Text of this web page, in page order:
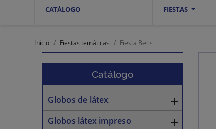
CATÁLOGO FIESTAS
Inicio Fiestas temáticas Fiesta Betis
Catálogo
Globos de látex 
Globos látex impreso 